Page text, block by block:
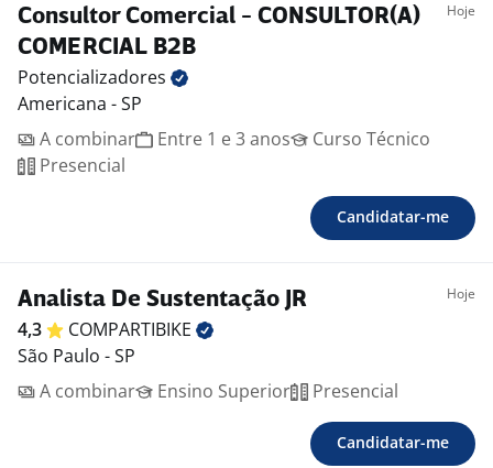
Consultor Comercial - CONSULTOR(A)
COMERCIAL B2B
Hoje
Potencializadores
Americana - SP
A combinar
Entre 1 e 3 anos
Curso Técnico
Presencial
Candidatar-me
Analista De Sustentação JR Hoje
4,3
COMPARTIBIKE
São Paulo - SP
A combinar
Ensino Superior Presencial
Candidatar-me